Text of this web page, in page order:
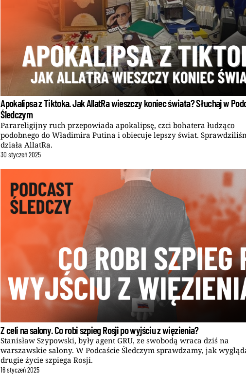
Apokalipsa z Tiktoka. Jak AllatRa wieszczy koniec świata? Słuchaj w
Śledczym
Parareligijny ruch przepowiada apokalipsę, czci bohatera łudząco
podobnego do Władimira Putina i obiecuje lepszy świat.
działa AllatRa.
30 styczeń2025
Z celi na salony. Co robi szpieg Rosji po wyjściu z więzienia?
Stanisław Szypowski, były agent GRU, ze swobodą wraca dziś na
warszawskie salony. W Podcaście Śledczym sprawdzamy, jak
drugie życie szpiega Rosji.
16styczeń2025